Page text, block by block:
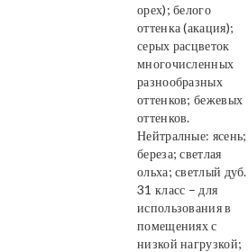
орех); белого
оттенка (акация);
серых расцветок
многочисленных
разнообразных
оттенков; бежевых
оттенков.
Нейтралные: ясень;
береза; светлая
ольха; светлый дуб.
31 класс – для
использования в
помещениях с
низкой нагрузкой;